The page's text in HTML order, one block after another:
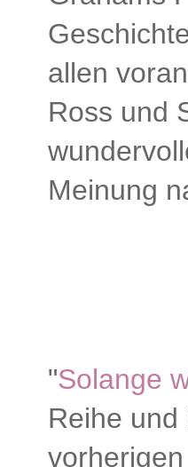
allen
Ross und
Meinung
"Solange
Reihe